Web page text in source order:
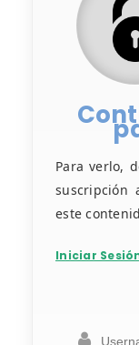
Para verlo,
suscripción
este
Iniciar